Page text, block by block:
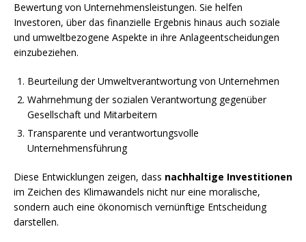
Bewertung von Unternehmensleistungen. Sie helfen
Investoren, über das finanzielle Ergebnis hinaus auch soziale
und umweltbezogene Aspekte in ihre Anlageentscheidungen
einzubeziehen.
Beurteilung der Umweltverantwortung von Unternehmen
Wahrnehmung der sozialen Verantwortung gegenüber
Gesellschaft und Mitarbeitern
Transparente und verantwortungsvolle
Unternehmensführung
Diese Entwicklungen zeigen, dass nachhaltige Investitionen
im Zeichen des Klimawandels nicht nur eine moralische,
sondern auch eine ökonomisch vernünftige Entscheidung
darstellen.